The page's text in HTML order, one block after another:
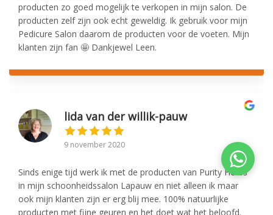
producten zo goed mogelijk te verkopen in mijn salon. De
producten zelf zijn ook echt geweldig. Ik gebruik voor mijn
Pedicure Salon daarom de producten voor de voeten. Mijn
klanten zijn fan 🤩 Dankjewel Leen.
lida van der willik-pauw
9 november 2020
Sinds enige tijd werk ik met de producten van Purity Herbs
in mijn schoonheidssalon Lapauw en niet alleen ik maar
ook mijn klanten zijn er erg blij mee. 100% natuurlijke
producten met fijne geuren en het doet wat het beloofd.